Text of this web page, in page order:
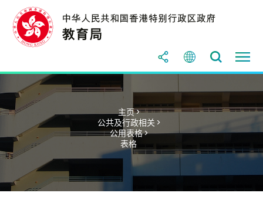
主页 >
公共及行政相关 >
公用表格 >
表格